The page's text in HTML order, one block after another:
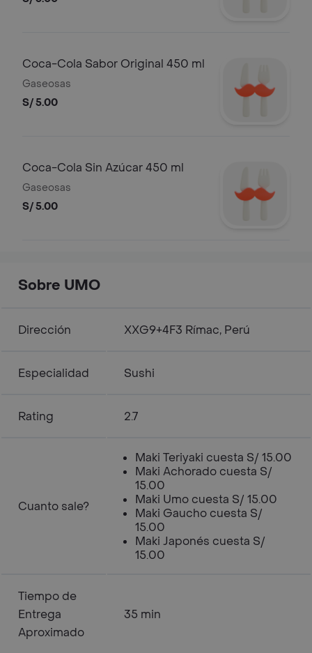
Coca-Cola Sabor Original 450 ml
Gaseosas
S/ 5.00
Coca-Cola Sin Azúcar 450 ml
Gaseosas
S/ 5.00
Sobre UMO
Dirección XXG9+4F3 Rímac, Perú
Especialidad Sushi
Rating 2.7
Cuanto sale?
Maki Teriyaki cuesta S/ 15.00
Maki Achorado cuesta S/
15.00
Maki Umo cuesta S/ 15.00
Maki Gaucho cuesta S/
15.00
Maki Japonés cuesta S/
15.00
Tiempo de
Entrega
Aproximado
35 min